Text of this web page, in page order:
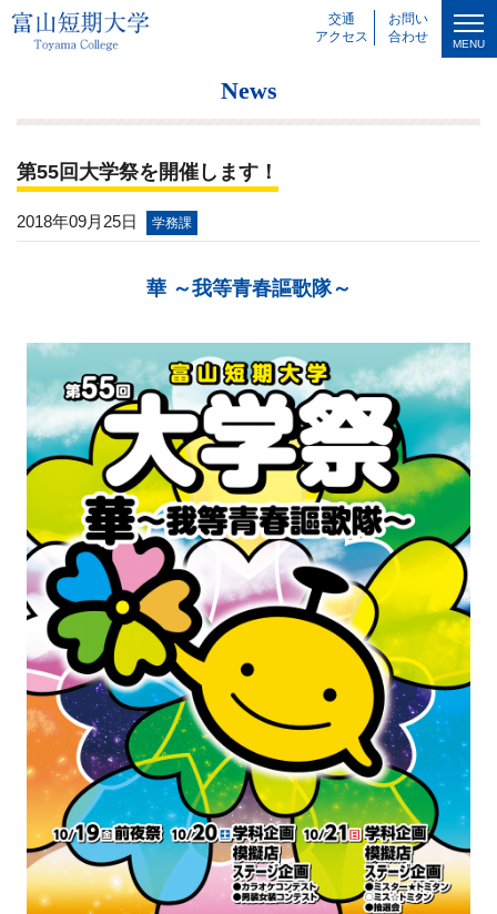
交通
アクセス
お問い
合わせ
MENU
News
第55回大学祭を開催します！
2018年09月25日 学務課
華 ～我等青春謳歌隊～